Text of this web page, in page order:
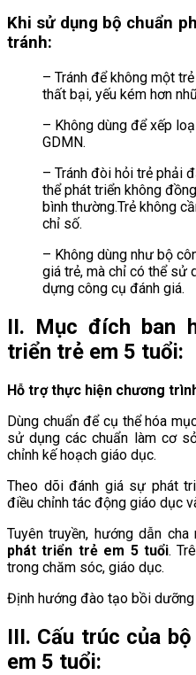
Khi sử dụng bộ chuẩn
tránh:
– Tránh để không một
thất bại, yếu kém hơn
– Không dùng để xếp
GDMN.
– Tránh đòi hỏi trẻ phải
thể phát triển không
bình thường.Trẻ không
chỉ số.
– Không dùng như bộ
giá trẻ, mà chỉ có thể sử
dựng công cụ đánh giá.
II. Mục đích ban
triển trẻ em 5 tuổi:
Hỗ trợ thực hiện chương
Dùng chuẩn để cụ thể hóa
sử dụng các chuẩn làm cơ
chỉnh kế hoạch giáo dục.
Theo dõi đánh giá sự phát
điều chỉnh tác động giáo dục
Tuyên truyền, hướng dẫn
phát triển trẻ em 5 tuổi.
trong chăm sóc, giáo dục.
Định hướng đào tạo bồi dưỡng
III. Cấu trúc của
em 5 tuổi: